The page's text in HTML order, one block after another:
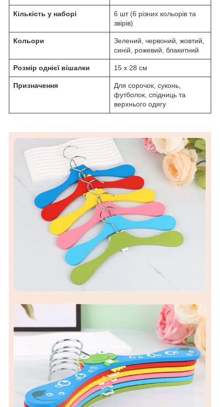
Кількість у наборі
6 шт (6 різних кольорів та
звірів)
Кольори
Зелений, червоний, жовтий,
синій, рожевий, блакитний
Розмір однієї вішалки 15 х 28 см
Призначення
Для сорочок, суконь,
футболок, спідниць та
верхнього одягу